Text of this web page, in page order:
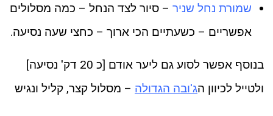
שמורת נחל שניר – סיור לצד הנחל – כמה מסלולים
אפשריים – כשעתיים הכי ארוך – כחצי שעה נסיעה.
בנוסף אפשר לסוע גם ליער אודם [כ 20 דק' נסיעה]
ולטייל לכיוון הג'ובה הגדולה – מסלול קצר, קליל ונגיש